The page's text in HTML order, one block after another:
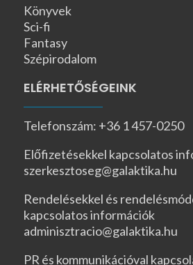
Könyvek
Sci-fi
Fantasy
Szépirodalom
ELÉRHETŐSÉGEINK
Telefonszám: +36 1 457-0250
Előfizetésekkel kapcsolatos
szerkesztoseg@galaktika.hu
Rendelésekkel és
kapcsolatos információk
adminisztracio@galaktika.hu
PR és kommunikációval